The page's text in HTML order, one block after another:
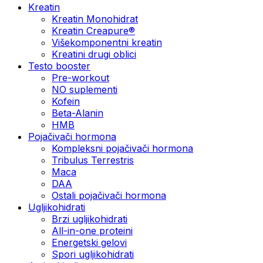
Kreatin
Kreatin Monohidrat
Kreatin Creapure®
Višekomponentni kreatin
Kreatini drugi oblici
Testo booster
Pre-workout
NO suplementi
Kofein
Beta-Alanin
HMB
Pojačivači hormona
Kompleksni pojačivači hormona
Tribulus Terrestris
Maca
DAA
Ostali pojačivači hormona
Ugljikohidrati
Brzi ugljikohidrati
All-in-one proteini
Energetski gelovi
Spori ugljikohidrati